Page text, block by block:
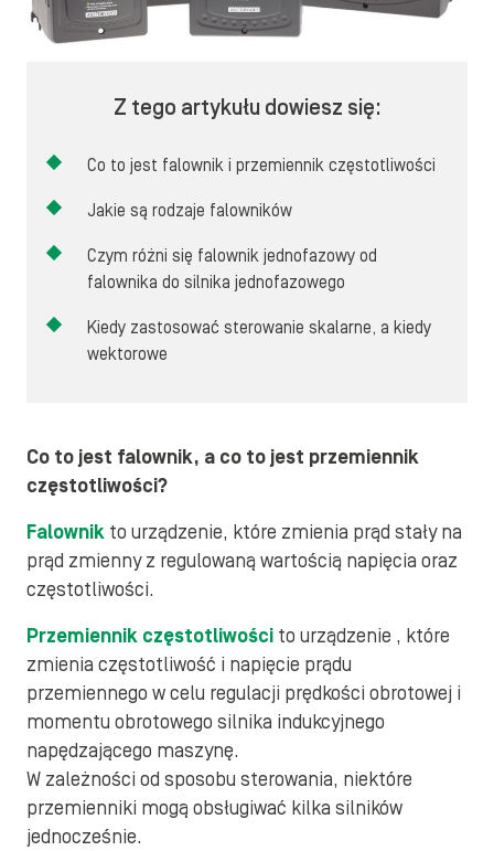
Z tego artykułu dowiesz się:
Co to jest falownik i przemiennik częstotliwości
Jakie są rodzaje falowników
Czym różni się falownik jednofazowy od
falownika do silnika jednofazowego
Kiedy zastosować sterowanie skalarne, a kiedy
wektorowe
Co to jest falownik, a co to jest przemiennik
częstotliwości?
Falownik to urządzenie, które zmienia prąd stały na
prąd zmienny z regulowaną wartością napięcia oraz
częstotliwości.
Przemiennik częstotliwości to urządzenie , które
zmienia częstotliwość i napięcie prądu
przemiennego w celu regulacji prędkości obrotowej i
momentu obrotowego silnika indukcyjnego
napędzającego maszynę.
W zależności od sposobu sterowania, niektóre
przemienniki mogą obsługiwać kilka silników
jednocześnie.